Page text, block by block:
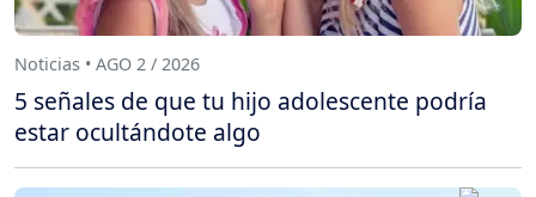
Noticias • AGO 2 / 2026
5 señales de que tu hijo adolescente podría
estar ocultándote algo